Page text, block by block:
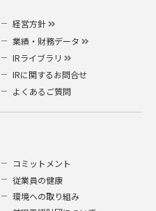
企画部 企画総務
(10.05 kB)
求等は、本人確認
ののみ受付致しま
承ください。
の申請ごとに500
。500円分の郵便切
経営方針
業績・財務データ
IRライブラリ
IRに関するお問合せ
よくあるご質問
コミットメント
従業員の健康
環境への取り組み